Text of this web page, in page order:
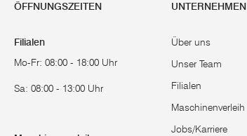
ÖFFNUNGSZEITEN
Filialen
Mo-Fr: 08:00 - 18:00 Uhr
Sa: 08:00 - 13:00 Uhr
UNTERNEHMEN
Über uns
Unser Team
Filialen
Maschinenverleih
Jobs/Karriere